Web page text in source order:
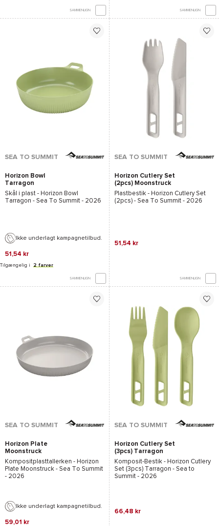
SAMMENLIGN SAMMENLIGN
SEA TO SUMMIT
Horizon Bowl
Tarragon
Skål i plast - Horizon Bowl
Tarragon - Sea To Summit - 2026
Ikke underlagt kampagnetilbud.
51,54 kr
Tilgængelig i 2 farver
SAMMENLIGN
SEA TO SUMMIT
Horizon Cutlery Set
(2pcs) Moonstruck
Plastbestik - Horizon Cutlery Set
(2pcs) - Sea To Summit - 2026
51,54 kr
SAMMENLIGN
SEA TO SUMMIT
Horizon Plate
Moonstruck
Kompositplasttallerken - Horizon
Plate Moonstruck - Sea To Summit
- 2026
Ikke underlagt kampagnetilbud.
59,01 kr
SEA TO SUMMIT
Horizon Cutlery Set
(3pcs) Tarragon
Komposit-Bestik - Horizon Cutlery
Set (3pcs) Tarragon - Sea to
Summit - 2026
66,48 kr